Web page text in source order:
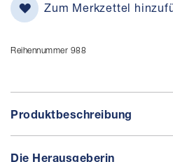
Zum Merkzettel
Reihennummer 988
Produktbeschreibung
Die Herausgeberin